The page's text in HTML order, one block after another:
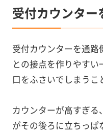
受付カウンタ
受付カウンターを通
との接点を作りやす
口をふさいでしまうこ
カウンターが高すぎ
がその後ろに立ちっ